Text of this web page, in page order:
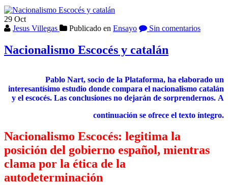
29 Oct
Jesus Villegas
Publicado en Ensayo Sin comentarios
Nacionalismo Escocés y catalán
Pablo Nart, socio de la Plataforma, ha elaborado un
interesantísimo estudio donde compara el nacionalismo catalán
y el escocés. Las conclusiones no dejarán de sorprendernos. A
continuación se ofrece el texto íntegro.
Nacionalismo Escocés: legitima la
posición del gobierno español, mientras
clama por la ética de la
autodeterminación